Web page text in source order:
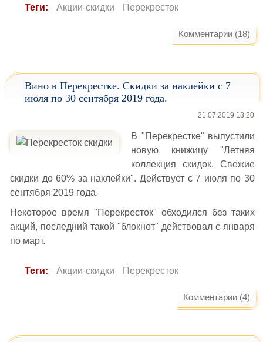
Теги: Акции-скидки Перекресток
Комментарии (18)
Вино в Перекрестке. Скидки за наклейки с 7
июля по 30 сентября 2019 года.
21.07.2019 13:20
В "Перекрестке" выпустили
новую книжицу "Летняя
коллекция скидок. Свежие
скидки до 60% за наклейки". Действует с 7 июля по 30
сентября 2019 года.
Некоторое время "Перекресток" обходился без таких
акций, последний такой "блокнот" действовал с января
по март.
Теги: Акции-скидки Перекресток
Комментарии (4)